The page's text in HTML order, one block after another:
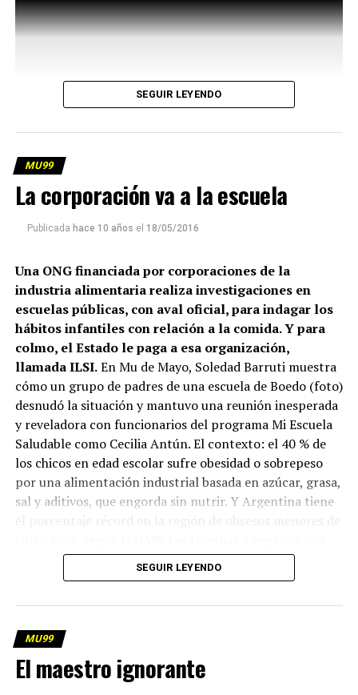
SEGUIR LEYENDO
MU99
La corporación va a la escuela
Publicada hace 10 años el 18/05/2016
Una ONG financiada por corporaciones de la
industria alimentaria realiza investigaciones en
escuelas públicas, con aval oficial, para indagar los
hábitos infantiles con relación a la comida. Y para
colmo, el Estado le paga a esa organización,
llamada ILSI.En Mu de Mayo, Soledad Barruti muestra
cómo un grupo de padres de una escuela de Boedo (foto)
desnudó la situación y mantuvo una reunión inesperada
y reveladora con funcionarios del programa Mi Escuela
Saludable como Cecilia Antún. El contexto: el 40 % de
los chicos en edad escolar sufre obesidad o sobrepeso
por una alimentación industrial basada en azúcar, grasa,
sal y aditivos, que engorda sin nutrir. Y Argentina tiene
respecto a cómo encarar ese problema. La opinión de
Florencia Gentile, del Consejo de Derechos de los Niños
(más…)
SEGUIR LEYENDO
MU99
El maestro ignorante